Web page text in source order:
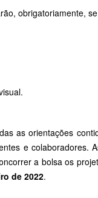
obrigatoriamente,
as orientações
e colaboradores.
a bolsa os
de 2022.